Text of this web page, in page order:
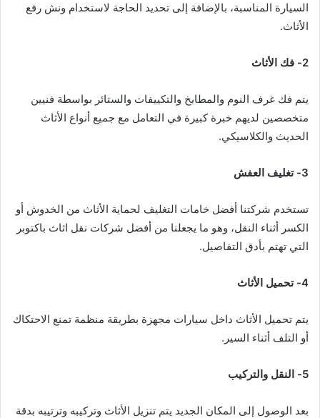
السيارة المناسبة، بالإضافة إلى تحديد الحاجة لاستخدام ونش رفع
الأثاث.
2- فك الأثاث
يتم فك غرف النوم والمطابخ والتكييفات والستائر بواسطة فنيين
متخصصين لديهم خبرة كبيرة في التعامل مع جميع أنواع الأثاث
الحديث والكلاسيكي.
3- تغليف العفش
تستخدم شركتنا أفضل خامات التغليف لحماية الأثاث من الخدوش أو
الكسر أثناء النقل، وهو ما يجعلنا من أفضل شركات نقل اثاث باكتوبر
التي تهتم بأدق التفاصيل.
4- تحميل الأثاث
يتم تحميل الأثاث داخل سيارات مجهزة بطريقة منظمة تمنع الاحتكاك
أو التلف أثناء السير.
5- النقل والتركيب
بعد الوصول إلى المكان الجديد يتم تنزيل الأثاث وتركيبه وترتيبه بدقة